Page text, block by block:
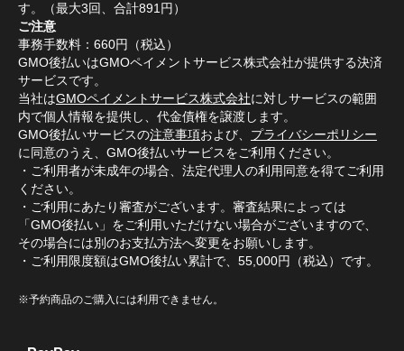
す。（最大3回、合計891円）
ご注意
事務手数料：660円（税込）
GMO後払いはGMOペイメントサービス株式会社が提供する決済
サービスです。
当社はGMOペイメントサービス株式会社に対しサービスの範囲
内で個人情報を提供し、代金債権を譲渡します。
GMO後払いサービスの注意事項および、 プライバシーポリシー
に同意のうえ、GMO後払いサービスをご利用ください。
・ご利用者が未成年の場合、法定代理人の利用同意を得てご利用
ください。
・ご利用にあたり審査がございます。審査結果によっては
「GMO後払い」をご利用いただけない場合がございますので、
その場合には別のお支払方法へ変更をお願いします。
・ご利用限度額はGMO後払い累計で、55,000円（税込）です。
※予約商品のご購入には利用できません。